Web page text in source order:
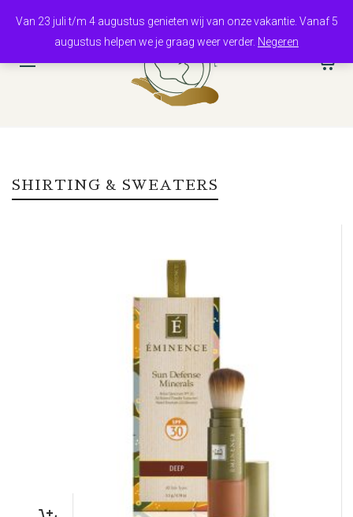
Van 23 juli t/m 4 augustus genieten wij van onze vakantie. Vanaf 5
augustus helpen we je graag weer verder. Negeren
SHIRTING & SWEATERS